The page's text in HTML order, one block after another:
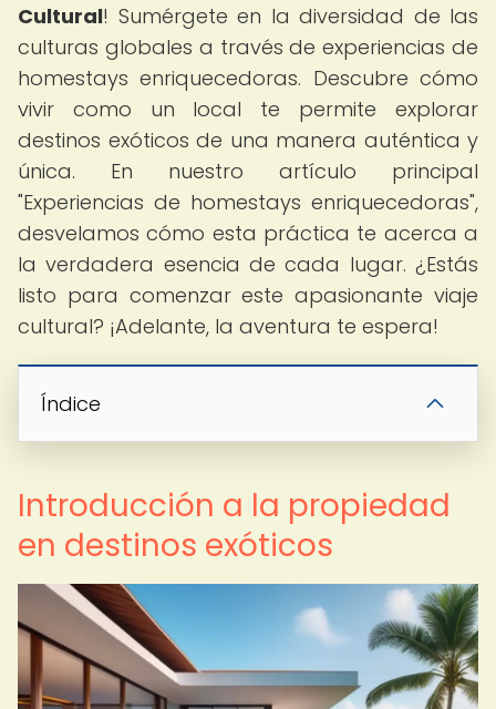
Cultural! Sumérgete en la diversidad de las
culturas globales a través de experiencias de
homestays enriquecedoras. Descubre cómo
vivir como un local te permite explorar
destinos exóticos de una manera auténtica y
única. En nuestro artículo principal
"Experiencias de homestays enriquecedoras",
desvelamos cómo esta práctica te acerca a
la verdadera esencia de cada lugar. ¿Estás
listo para comenzar este apasionante viaje
cultural? ¡Adelante, la aventura te espera!
Índice
Introducción a la propiedad
en destinos exóticos